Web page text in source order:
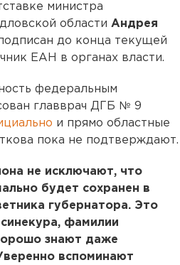
министра
области Андрея
до конца текущей
ЕАН в органах власти.
федеральным
главврач ДГБ № 9
и прямо областные
пока не подтверждают.
не исключают, что
будет сохранен в
губернатора. Это
фамилии
знают даже
вспоминают